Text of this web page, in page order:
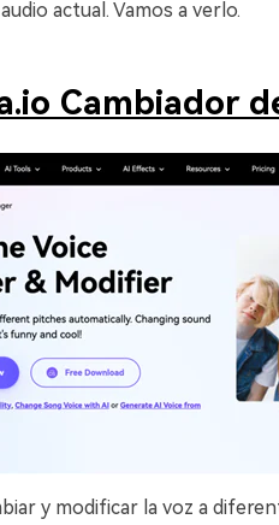
actual. Vamos a verlo.
Cambiador
y modificar la voz a